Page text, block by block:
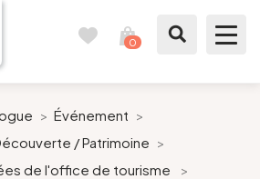
0
> Événement >
/ Patrimoine >
de l'office de tourisme
>